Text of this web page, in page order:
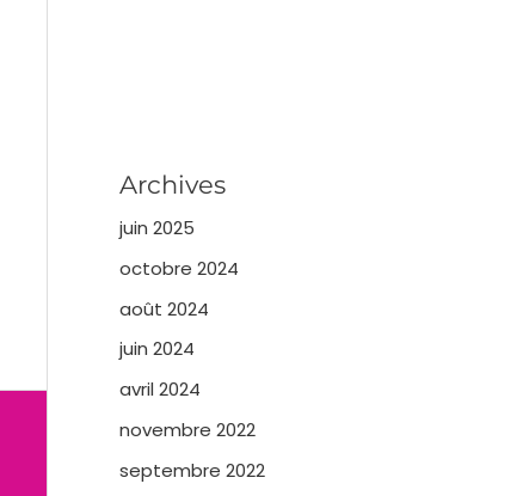
Archives
juin 2025
octobre 2024
août 2024
juin 2024
avril 2024
novembre 2022
septembre 2022